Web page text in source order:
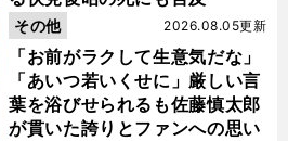
「お前がラクして生意気だな」
「あいつ若いくせに」厳しい言
葉を浴びせられるも佐藤慎太郎
が貫いた誇りとファンへの思い
2026.08.05更新
その他